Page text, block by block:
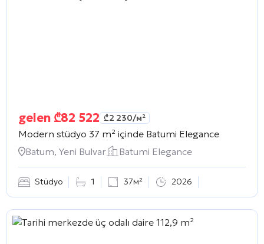
gelen ₾82 522 ₾2 230/м²
Modern stüdyo 37 m² içinde Batumi Elegance
Batum, Yeni Bulvar
Batumi Elegance
Stüdyo 1 37м² 2026